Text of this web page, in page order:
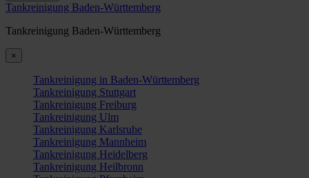
Tankreinigung Baden-Württemberg
Tankreinigung Baden-Württemberg
×
Tankreinigung in Baden-Württemberg
Tankreinigung Stuttgart
Tankreinigung Freiburg
Tankreinigung Ulm
Tankreinigung Karlsruhe
Tankreinigung Mannheim
Tankreinigung Heidelberg
Tankreinigung Heilbronn